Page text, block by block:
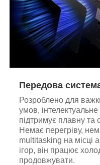
Передова
Розроблено для
умов,
підтримує плавну та
Немає перегріву,
multitasking на місці
ігор, він працює
продовжувати.